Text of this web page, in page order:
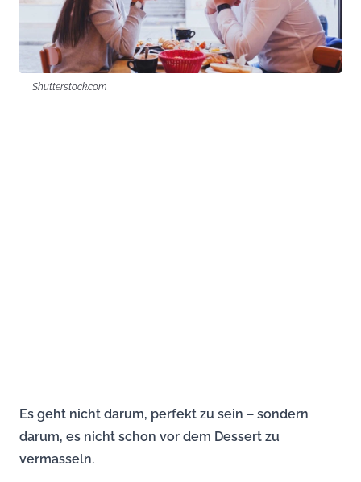
Shutterstock.com
Es geht nicht darum, perfekt zu sein – sondern
darum, es nicht schon vor dem Dessert zu
vermasseln.